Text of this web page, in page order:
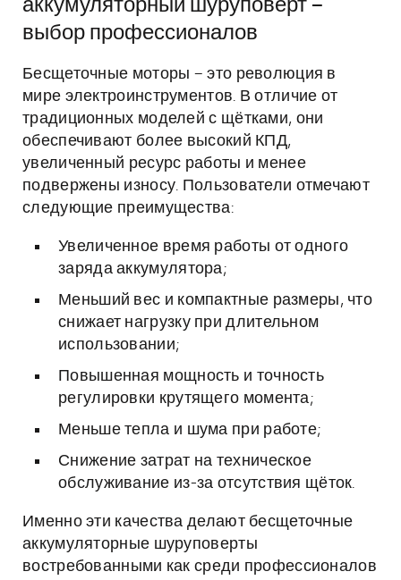
аккумуляторный шуруповерт –
выбор профессионалов
Бесщеточные моторы – это революция в
мире электроинструментов. В отличие от
традиционных моделей с щётками, они
обеспечивают более высокий КПД,
увеличенный ресурс работы и менее
подвержены износу. Пользователи отмечают
следующие преимущества:
Увеличенное время работы от одного
заряда аккумулятора;
Меньший вес и компактные размеры, что
снижает нагрузку при длительном
использовании;
Повышенная мощность и точность
регулировки крутящего момента;
Меньше тепла и шума при работе;
Снижение затрат на техническое
обслуживание из-за отсутствия щёток.
Именно эти качества делают бесщеточные
аккумуляторные шуруповерты
востребованными как среди профессионалов